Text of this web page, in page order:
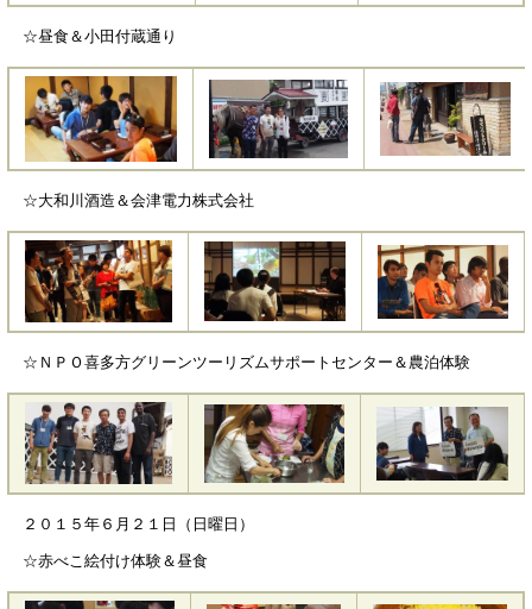
☆昼食＆小田付蔵通り
☆大和川酒造＆会津電力株式会社
☆ＮＰＯ喜多方グリーンツーリズムサポートセンター＆農泊体験
２０１５年６月２１日（日曜日）
☆赤べこ絵付け体験＆昼食